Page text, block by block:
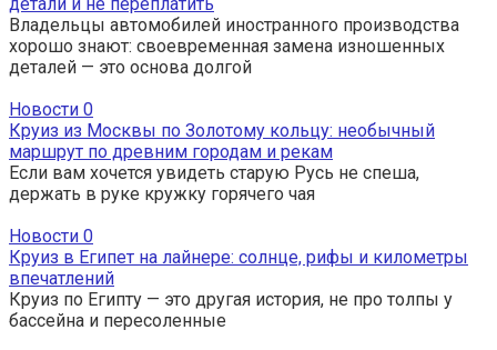
Владельцы автомобилей иностранного производства
хорошо знают: своевременная замена изношенных
деталей — это основа долгой
Новости 0
Круиз из Москвы по Золотому кольцу: необычный
маршрут по древним городам и рекам
Если вам хочется увидеть старую Русь не спеша,
держать в руке кружку горячего чая
Новости 0
Круиз в Египет на лайнере: солнце, рифы и километры
впечатлений
Круиз по Египту — это другая история, не про толпы у
бассейна и пересоленные